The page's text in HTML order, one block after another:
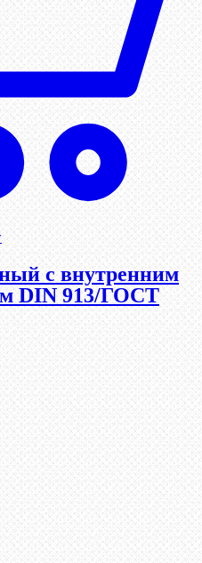
с внутренним
DIN 913/ГОСТ